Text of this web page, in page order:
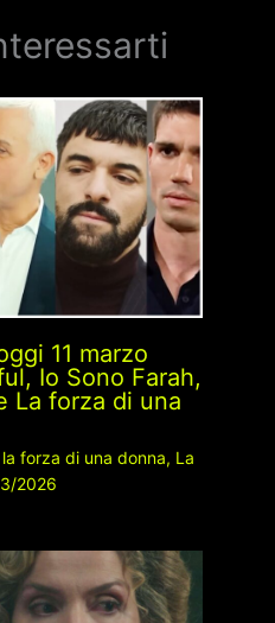
11 marzo
Io Sono Farah,
La forza di una
la forza di una donna, La
2026